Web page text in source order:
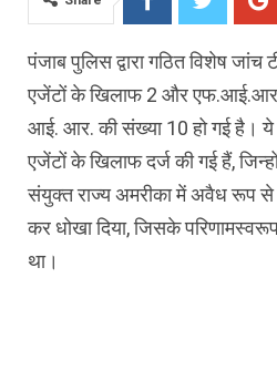
पंजाब पुलिस द्वारा गठित विशेष
एजेंटों के खिलाफ 2 और
आई. आर. की संख्या 10 हो गई है।
एजेंटों के खिलाफ दर्ज की गई हैं,
संयुक्त राज्य अमरीका में अवैध रूप
कर धोखा दिया, जिसके परिणामस्वरूप
था।